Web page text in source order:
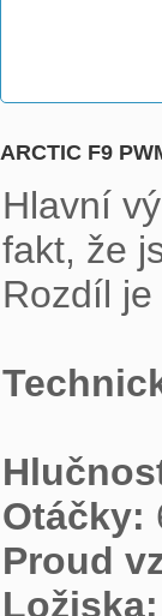
ARCTIC F9
Hlavní
fakt, že
Rozdíl
Otáčky:
Proud
Ložiska: